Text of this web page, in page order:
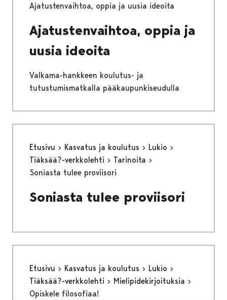
Ajatustenvaihtoa, oppia ja uusia ideoita
Ajatustenvaihtoa, oppia ja
uusia ideoita
Valkama-hankkeen koulutus- ja
tutustumismatkalla pääkaupunkiseudulla
Etusivu Kasvatus ja koulutus
Lukio
Tiäksää?-verkkolehti
Tarinoita
Soniasta tulee proviisori
Soniasta tulee proviisori
Etusivu Kasvatus ja koulutus
Lukio
Tiäksää?-verkkolehti
Mielipidekirjoituksia
Opiskele filosofiaa!